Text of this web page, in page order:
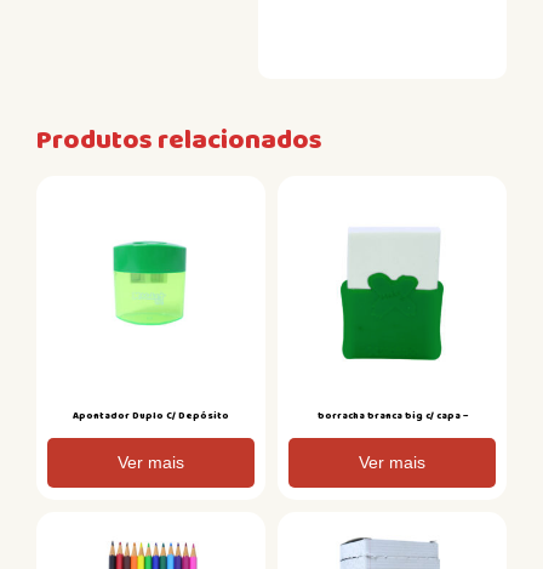
Produtos relacionados
Apontador Duplo C/ Depósito
Ver mais
borracha branca big c/ capa –
Ver mais